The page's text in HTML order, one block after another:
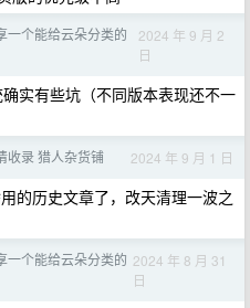
一个能给云朵分类的
2024 年 9 月 2
日
实有些坑（不同版本表现还不一
收录 猎人杂货铺 2024 年 9 月 1 日
的历史文章了，改天清理一波之
一个能给云朵分类的 2024 年 8 月 31
日